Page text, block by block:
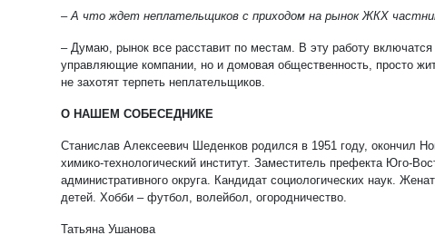
– А что ждет неплательщиков с приходом на рынок ЖКХ
– Думаю, рынок все расставит по местам. В эту работу включатся
управляющие компании, но и домовая общественность, просто
не захотят терпеть неплательщиков.
О НАШЕМ СОБЕСЕДНИКЕ
Станислав Алексеевич Шеденков родился в 1951 году, окончил
химико-технологический институт. Заместитель префекта Юго-
административного округа. Кандидат социологических наук.
детей. Хобби – футбол, волейбол, огородничество.
Татьяна Ушанова